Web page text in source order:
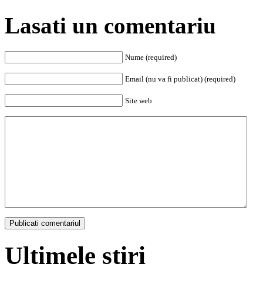
Lasati un comentariu
Nume (required)
Email (nu va fi publicat) (required)
Site web
Ultimele stiri